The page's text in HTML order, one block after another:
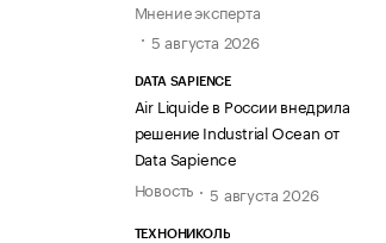
Мнение эксперта
5 августа 2026
DATA SAPIENCE
Air Liquide в России внедрила
решение Industrial Ocean от
Data Sapience
Новость
5 августа 2026
ТЕХНОНИКОЛЬ